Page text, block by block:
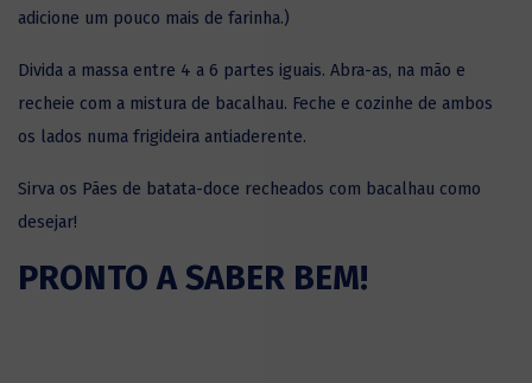
adicione um pouco mais de farinha.)
Divida a massa entre 4 a 6 partes iguais. Abra-as, na mão e
recheie com a mistura de bacalhau. Feche e cozinhe de ambos
os lados numa frigideira antiaderente.
Sirva os Pães de batata-doce recheados com bacalhau como
desejar!
PRONTO A SABER BEM!